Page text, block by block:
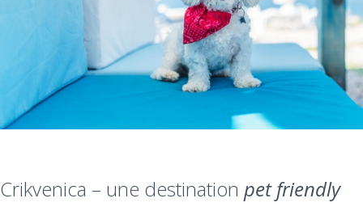
Crikvenica – une destination pet friendly